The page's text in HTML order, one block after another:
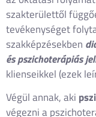
szakterülettől
tevékenységet
szakképzésekben
és pszichoterápiás
klienseikkel (ezek
Végül annak, aki
végezni a